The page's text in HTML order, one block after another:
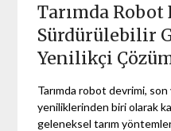
Tarımda
Sürdürülebilir
Yenilikçi
Tarımda robot devrimi, son
yeniliklerinden biri olarak
geleneksel tarım